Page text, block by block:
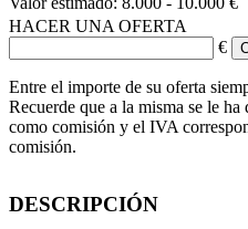
HACER UNA OFERTA
€
Entre el importe de su oferta
Recuerde que a la misma se le
como comisión y el IVA
comisión.
DESCRIPCIÓN